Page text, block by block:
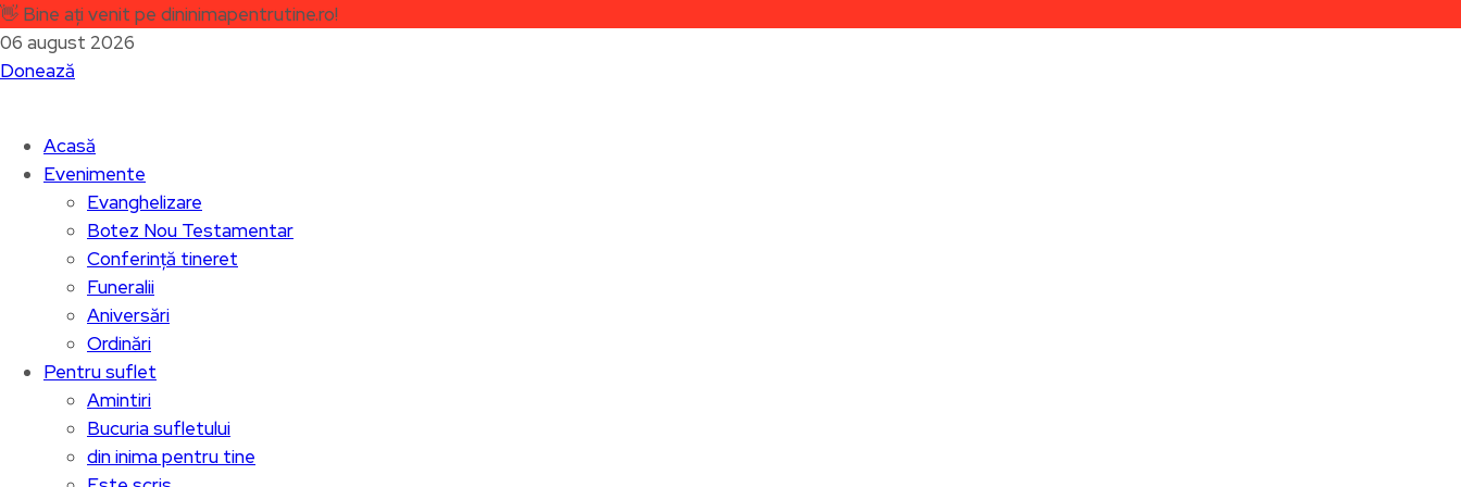
👋 Bine ați venit pe dininimapentrutine.ro!
06 august 2026
Donează
Acasă
Evenimente
Evanghelizare
Botez Nou Testamentar
Conferință tineret
Funeralii
Aniversări
Ordinări
Pentru suflet
Amintiri
Bucuria sufletului
din inima pentru tine